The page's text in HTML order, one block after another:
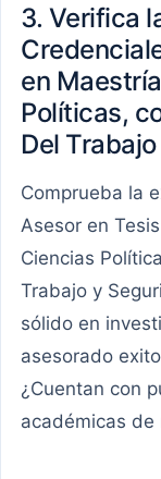
3. Verifica
en
Políticas,
Del
Comprueba la
Asesor en
Ciencias
Trabajo y
sólido en
asesorado
¿Cuentan con
académicas de